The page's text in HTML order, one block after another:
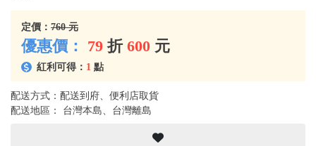
定價： 760 元
優惠價： 79 折 600 元
紅利可得： 1 點
配送方式：配送到府、便利店取貨
配送地區： 台灣本島、台灣離島